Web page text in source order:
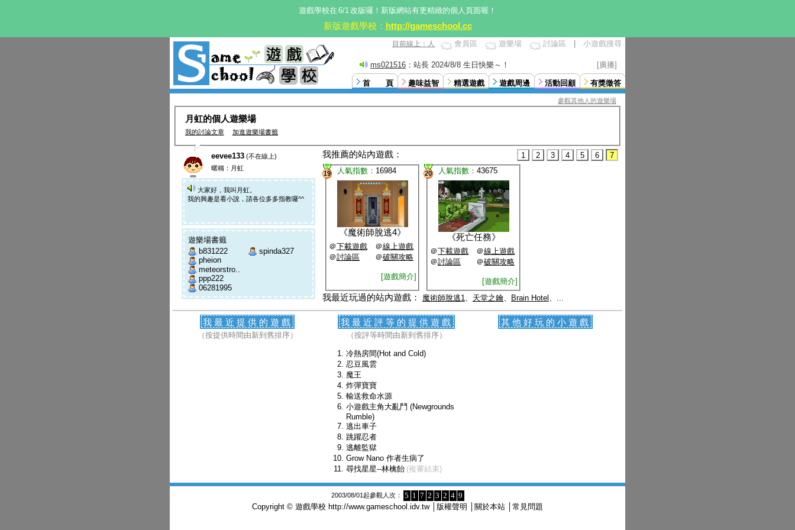
遊戲學校在 6/1改版囉！新版網站有更精緻的個人頁面喔！
新版遊戲學校： http://gameschool.cc
目前線上：人 會員區 遊樂場 討論區 小遊戲搜尋
ms021516 ：站長 2024/8/8 生日快樂～！ [廣播]
首 頁 趣味益智 精選遊戲 遊戲周邊 活動回顧 有獎徵答
參觀其他人的遊樂場
月虹的個人遊樂場
我的討論文章 加進遊樂場書籤
eevee133 (不在線上)
暱稱：月虹
大家好，我叫月虹。
我的興趣是看小說，請各位多多指教囉^^
遊樂場書籤
b831222
pheion
meteorstro..
ppp222
06281995
spinda327
我推薦的站內遊戲： 1 2 3 4 5 6 7
19 人氣指數： 16984
《魔術師脫逃4》
＠下載遊戲 ＠線上遊戲
＠討論區 ＠破關攻略
[遊戲簡介]
20 人氣指數： 43675
《死亡任務》
＠下載遊戲 ＠線上遊戲
＠討論區 ＠破關攻略
[遊戲簡介]
我最近玩過的站內遊戲： 魔術師脫逃1 天堂之鑰 Brain Hotel
我最近提供的遊戲
（按提供時間由新到舊排序）
我最近評等的提供遊戲
（按評等時間由新到舊排序）
冷熱房間(Hot and Cold)
忍豆風雲
魔王
炸彈寶寶
輸送救命水源
小遊戲主角大亂鬥 (Newgrounds
Rumble)
逃出車子
跳躍忍者
逃離監獄
Grow Nano 作者生病了
尋找星星--林檎飴 (複審結束)
其他好玩的小遊戲
2003/08/01起參觀人次： 5 1 7 2 3 2 4 9
Copyright © 遊戲學校 http://www.gameschool.idv.tw│ 版權聲明 關於本站 常見問題